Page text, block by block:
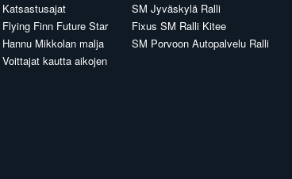
Katsastusajat
Flying Finn Future Star
Hannu Mikkolan malja
Voittajat kautta aikojen
SM Jyväskylä Ralli
Fixus SM Ralli Kitee
SM Porvoon Autopalvelu Ralli